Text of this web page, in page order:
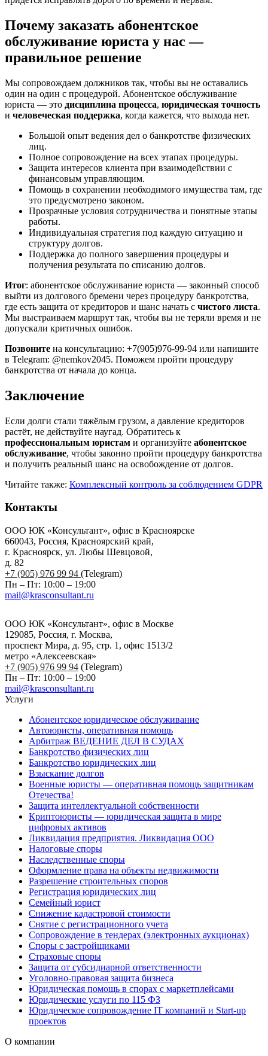
Почему заказать абонентское
обслуживание юриста у нас —
правильное решение
Мы сопровождаем должников так, чтобы вы не оставались
один на один с процедурой. Абонентское обслуживание
юриста — это дисциплина процесса, юридическая точность
и человеческая поддержка, когда кажется, что выхода нет.
Большой опыт ведения дел о банкротстве физических
лиц.
Полное сопровождение на всех этапах процедуры.
Защита интересов клиента при взаимодействии с
финансовым управляющим.
Помощь в сохранении необходимого имущества там, где
это предусмотрено законом.
Прозрачные условия сотрудничества и понятные этапы
работы.
Индивидуальная стратегия под каждую ситуацию и
структуру долгов.
Поддержка до полного завершения процедуры и
получения результата по списанию долгов.
Итог: абонентское обслуживание юриста — законный способ
выйти из долгового бремени через процедуру банкротства,
где есть защита от кредиторов и шанс начать с чистого листа.
Мы выстраиваем маршрут так, чтобы вы не теряли время и не
допускали критичных ошибок.
Позвоните на консультацию: +7(905)976-99-94 или напишите
в Telegram: @nemkov2045. Поможем пройти процедуру
банкротства от начала до конца.
Заключение
Если долги стали тяжёлым грузом, а давление кредиторов
растёт, не действуйте наугад. Обратитесь к
профессиональным юристам и организуйте абонентское
обслуживание, чтобы законно пройти процедуру банкротства
и получить реальный шанс на освобождение от долгов.
Читайте также: Комплексный контроль за соблюдением GDPR
Контакты
ООО ЮК «Консультант», офис в Красноярске
660043, Россия, Красноярский край,
г. Красноярск, ул. Любы Шевцовой,
д. 82
+7 (905) 976 99 94 (Telegram)
Пн – Пт: 10:00 – 19:00
mail@krasconsultant.ru
ООО ЮК «Консультант», офис в Москве
129085, Россия, г. Москва,
проспект Мира, д. 95, стр. 1, офис 1513/2
метро «Алексеевская»
+7 (905) 976 99 94 (Telegram)
Пн – Пт: 10:00 – 19:00
mail@krasconsultant.ru
Услуги
Абонентское юридическое обслуживание
Автоюристы, оперативная помощь
Арбитраж ВЕДЕНИЕ ДЕЛ В СУДАХ
Банкротство физических лиц
Банкротство юридических лиц
Взыскание долгов
Военные юристы — оперативная помощь защитникам
Отечества!
Защита интеллектуальной собственности
Криптоюристы — юридическая защита в мире
цифровых активов
Ликвидация предприятия. Ликвидация ООО
Налоговые споры
Наследственные споры
Оформление права на объекты недвижимости
Разрешение строительных споров
Регистрация юридических лиц
Семейный юрист
Снижение кадастровой стоимости
Снятие с регистрационного учета
Сопровождение в тендерах (электронных аукционах)
Споры с застройщиками
Страховые споры
Защита от субсидиарной ответственности
Уголовно-правовая защита бизнеса
Юридическая помощь в спорах с маркетплейсами
Юридические услуги по 115 ФЗ
Юридическое сопровождение IT компаний и Start-up
проектов
О компании